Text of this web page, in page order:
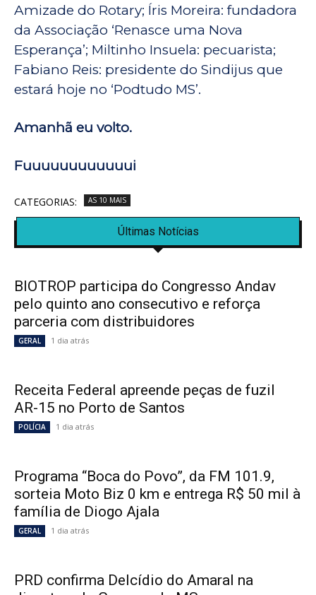
Amizade do Rotary; Íris Moreira: fundadora
da Associação ‘Renasce uma Nova
Esperança’; Miltinho Insuela: pecuarista;
Fabiano Reis: presidente do Sindijus que
estará hoje no ‘Podtudo MS’.
Amanhã eu volto.
Fuuuuuuuuuuuui
CATEGORIAS: AS 10 MAIS
Últimas Notícias
BIOTROP participa do Congresso Andav
pelo quinto ano consecutivo e reforça
parceria com distribuidores
GERAL 1 dia atrás
Receita Federal apreende peças de fuzil
AR-15 no Porto de Santos
POLÍCIA 1 dia atrás
Programa “Boca do Povo”, da FM 101.9,
sorteia Moto Biz 0 km e entrega R$ 50 mil à
família de Diogo Ajala
GERAL 1 dia atrás
PRD confirma Delcídio do Amaral na